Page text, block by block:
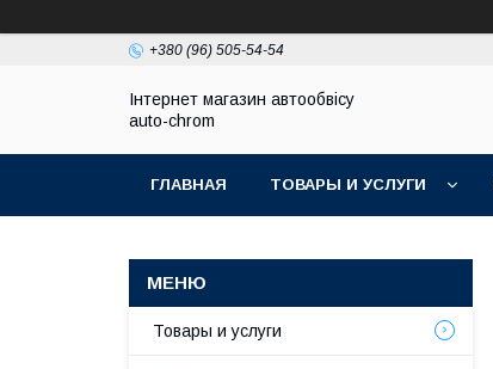
+380 (96) 505-54-54
Інтернет магазин автообвісу
auto-chrom
ГЛАВНАЯ ТОВАРЫ И УСЛУГИ
Товары и услуги